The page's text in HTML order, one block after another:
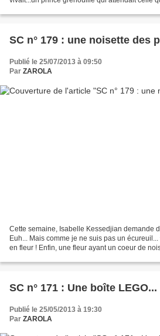
SC n° 179 : une noisette des
Publié le 25/07/2013 à 09:50
Par ZAROLA
Cette semaine, Isabelle Kessedjian demande
Euh... Mais comme je ne suis pas un
en fleur ! Enfin, une fleur ayant un coeur de
SC n° 171 : Une boîte LEGO...
Publié le 25/05/2013 à 19:30
Par ZAROLA